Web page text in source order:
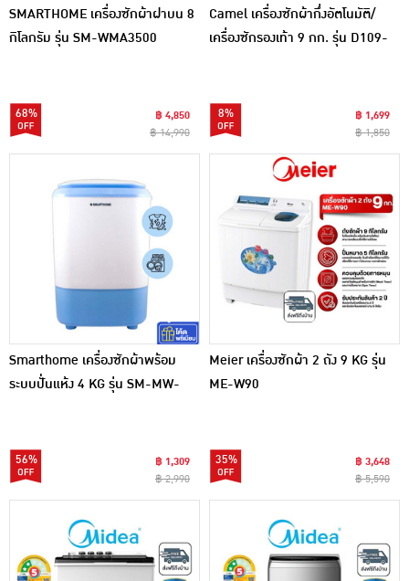
SMARTHOME เครื่องซักผ้าฝาบน 8
กิโลกรัม รุ่น SM-WMA3500
68%
฿ 4,850
฿ 14,990
Camel เครื่องซักผ้ากึ่งอัตโนมัติ/
เครื่องซักรองเท้า 9 กก. รุ่น D109-
8%
฿ 1,699
฿ 1,850
Smarthome เครื่องซักผ้าพร้อม
ระบบปั่นแห้ง 4 KG รุ่น SM-MW-
56%
฿ 1,309
฿ 2,990
Meier เครื่องซักผ้า 2 ถัง 9 KG รุ่น
ME-W90
35%
฿ 3,648
฿ 5,590